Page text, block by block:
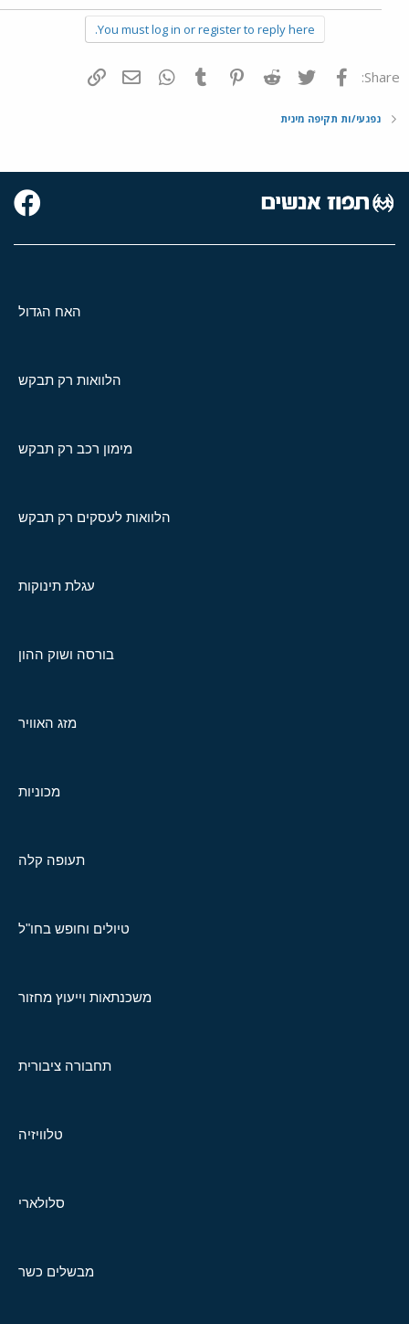
You must log in or register to reply here.
Share: פייסבוק Twitter
Reddit
Pinterest
Tumblr
WhatsAppדואר אלקטרוני
נפגעי/ות תקיפה מינית
האח הגדול
הלוואות רק תבקש
מימון רכב רק תבקש
הלוואות לעסקים רק תבקש
עגלת תינוקות
בורסה ושוק ההון
מזג האוויר
מכוניות
תעופה קלה
טיולים וחופש בחו"ל
משכנתאות וייעוץ מחזור
תחבורה ציבורית
טלוויזיה
סלולארי
מבשלים כשר